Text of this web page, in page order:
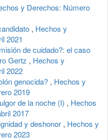
y Derechos: Número
, Hechos y
2021
de cuidado?: el caso
Gertz , Hechos y
2022
genocida? , Hechos y
2019
de la noche (I) , Hechos
2017
y deshonor , Hechos y
2023